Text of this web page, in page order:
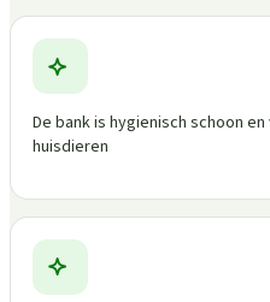
De bank is hygienisch schoon
huisdieren